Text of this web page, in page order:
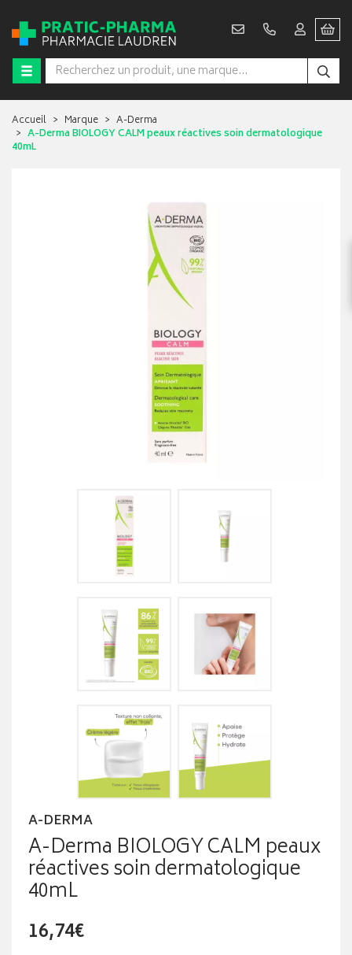
Accueil Marque
A-Derma
A-Derma BIOLOGY CALM peaux réactives soin dermatologique
40mL
A-DERMA
A-Derma BIOLOGY CALM peaux
réactives soin dermatologique
40mL
16,74€